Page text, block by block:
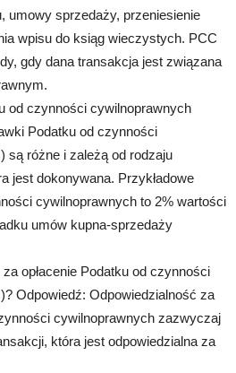
umowy sprzedaży, przeniesienie
wpisu do ksiąg wieczystych. PCC
gdy dana transakcja jest związana
od czynności cywilnoprawnych
Podatku od czynności
są różne i zależą od rodzaju
jest dokonywana. Przykładowe
cywilnoprawnych to 2% wartości
umów kupna-sprzedaży
opłacenie Podatku od czynności
Odpowiedź: Odpowiedzialność za
cywilnoprawnych zazwyczaj
która jest odpowiedzialna za